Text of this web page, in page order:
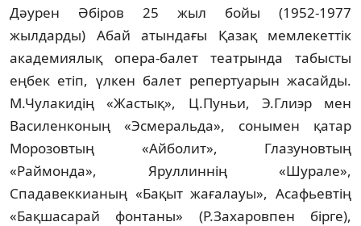
Дәурен Әбіров 25 жыл бойы (1952-1977
жылдарды) Абай атындағы Қазақ мем­лекеттік
академиялық опера-балет театрында табысты
еңбек етіп, үлкен балет ре­пертуарын жасайды.
М.Чулакидің «Жас­тық», Ц.Пуньи, Э.Глиэр мен
Василенконың «Эс­меральда», сонымен қатар
Морозовтың «Ай­болит», Глазуновтың
«Раймонда», Ярул­лин­нің «Шурале»,
Спадавеккианың «Бақыт жа­ғалауы», Асафьевтің
«Бақшасарай фон­таны» (Р.Захаровпен бірге),